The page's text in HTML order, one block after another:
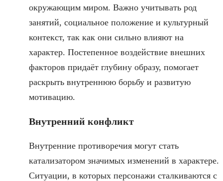
окружающим миром. Важно учитывать род
занятий, социальное положение и культурный
контекст, так как они сильно влияют на
характер. Постепенное воздействие внешних
факторов придаёт глубину образу, помогает
раскрыть внутреннюю борьбу и развитую
мотивацию.
Внутренний конфликт
Внутренние противоречия могут стать
катализатором значимых изменений в характере.
Ситуации, в которых персонажи сталкиваются с